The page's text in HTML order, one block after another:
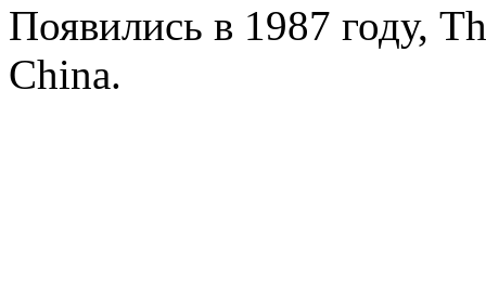
Появились в 1987 году,
China.